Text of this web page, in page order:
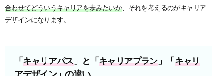
合わせてどういうキャリアを歩みたいか、それを考えるのがキャリア
デザインになります。
「キャリアパス」と「キャリアプラン」「 キャリ